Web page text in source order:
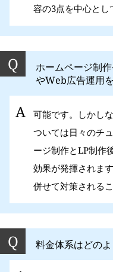
容の3点を中心とし
ホームページ制
やWeb広告運用
可能です。しかし
ついては日々のチ
ージ制作とLP制作
効果が発揮されま
併せて対策される
料金体系はどの